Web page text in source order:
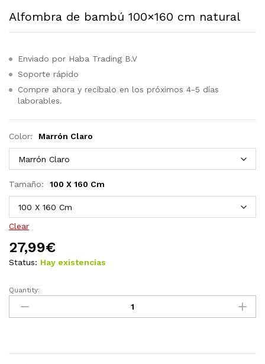
Alfombra de bambú 100×160 cm natural
Enviado por Haba Trading B.V
Soporte rápido
Compre ahora y recíbalo en los próximos 4-5 días
laborables.
Color: Marrón Claro
Tamaño: 100 X 160 Cm
Clear
27,99€
Status: Hay existencias
Alfombra
bambú
Quantity: